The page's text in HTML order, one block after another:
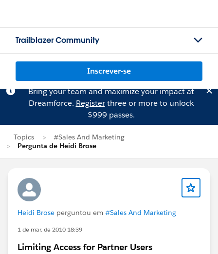
Trailblazer Community
Inscrever-se
Bring your team and maximize your impact at
Dreamforce. Registerthree or more to unlock
$999 passes.
Topics
#Sales And Marketing
Pergunta de Heidi Brose
Heidi Brose perguntou em #Sales And Marketing
1 de mar. de 2010 18:39
Limiting Access for Partner Users